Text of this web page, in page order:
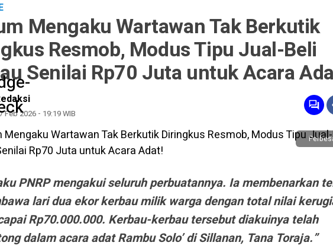
Mengaku Wartawan Tak Berkutik
Resmob, Modus Tipu Jual-Beli
Senilai Rp70 Juta untuk Acara
Feb 2026 - 19:19 WIB
PNRP mengakui seluruh perbuatannya. Ia membenarkan
lari dua ekor kerbau milik warga dengan total nilai
Rp70.000.000. Kerbau-kerbau tersebut diakuinya telah
dalam acara adat Rambu Solo’ di Sillanan, Tana Toraja.”